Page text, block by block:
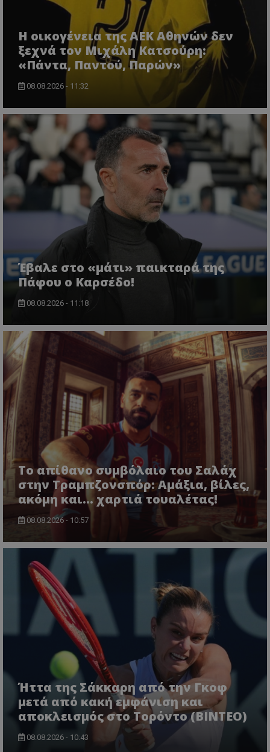
Η οικογένεια της ΑΕΚ Αθηνών δεν
ξεχνά τον Μιχάλη Κατσούρη:
«Πάντα, Παντού, Παρών»
08.08.2026 - 11:32
Έβαλε στο «μάτι» παικταρά της
Πάφου ο Καρσέδο!
08.08.2026 - 11:18
Το απίθανο συμβόλαιο του Σαλάχ
στην Τραμπζονσπόρ: Αμάξια, βίλες,
ακόμη και... χαρτιά τουαλέτας!
08.08.2026 - 10:57
Ήττα της Σάκκαρη από την Γκοφ
μετά από κακή εμφάνιση και
αποκλεισμός στο Τορόντο (ΒΙΝΤΕΟ)
08.08.2026 - 10:43